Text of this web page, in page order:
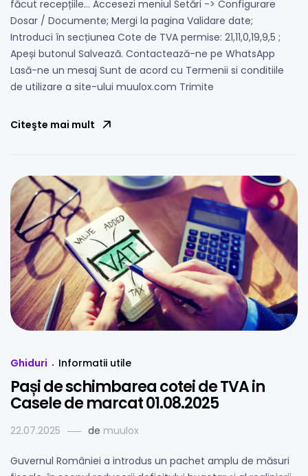
făcut recepțiile… Accesezi meniul Setări -> Configurare
Dosar / Documente; Mergi la pagina Validare date;
Introduci în secțiunea Cote de TVA permise: 21,11,0,19,9,5 ;
Apeși butonul Salvează. Contactează-ne pe WhatsApp
Lasă-ne un mesaj Sunt de acord cu Termenii si conditiile
de utilizare a site-ului muulox.com Trimite
Citeşte mai mult
Ghiduri Informatii utile
Pași de schimbarea cotei de TVA in
Casele de marcat 01.08.2025
22.07.2025 de muulox
Guvernul României a introdus un pachet amplu de măsuri